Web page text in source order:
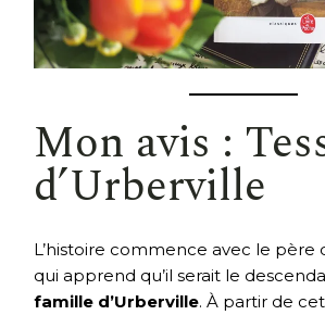
Mon avis :
d’Urberville
L’histoire commence avec le père
qui apprend qu’il serait le
famille d’Urberville. À partir de